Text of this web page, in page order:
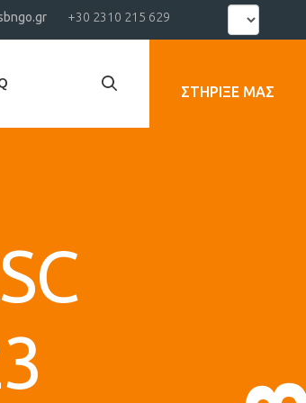
+30 2310 215 629
Select
language
ΣΤΉΡΙΞΕ ΜΑΣ